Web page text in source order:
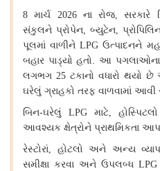
8માર્ચ 2026 ના રોજ,સરકારે
સંકુલને પ્રોપેન,બ્યુટેન,
પૂલમાં વાળીને LPGઉત્પાદનને
બહાર પાડ્યો હતો. આ પગલાઓના
લગભગ 25 ટકાનો વધારો થયો છે
ઘરેલું ગ્રાહકો તરફ વાળવામાં આવી
બિન-ઘરેલું LPG માટે, હોસ્પિટલો
આવશ્યક ક્ષેત્રોને પ્રાથમિકતા
રેસ્ટોરાં, હોટલો અને અન્ય
સમીક્ષા કરવા અને ઉપલબ્ધ LPG